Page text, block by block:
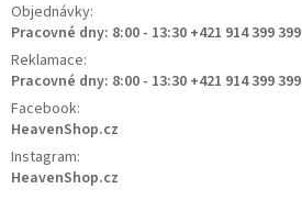
Objednávky:
Pracovné dny: 8:00 - 13:30 +421 914 399 399
Reklamace:
Pracovné dny: 8:00 - 13:30 +421 914 399 399
Facebook:
HeavenShop.cz
Instagram:
HeavenShop.cz